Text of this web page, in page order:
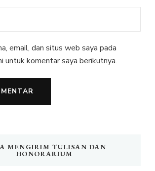
email, dan situs web saya pada
untuk komentar saya berikutnya.
MENGIRIM TULISAN DAN
HONORARIUM